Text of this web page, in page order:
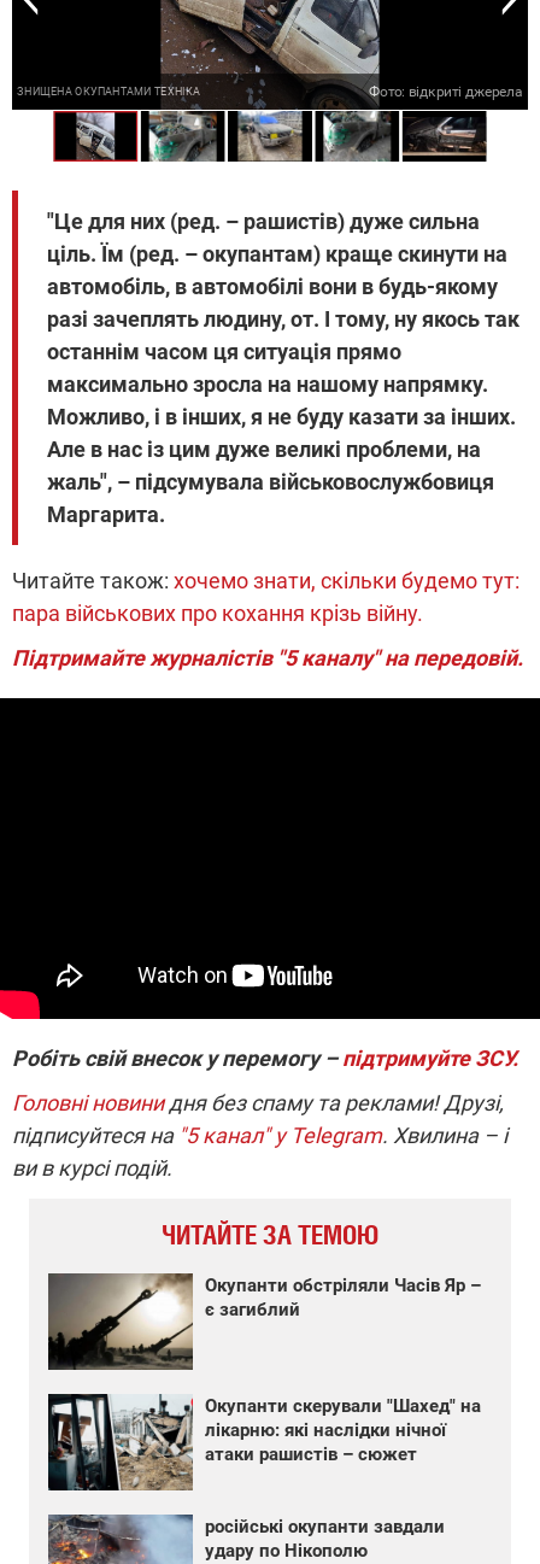
ЗНИЩЕНА ОКУПАНТАМИ ТЕХНІКА Фото: відкриті джерела
"Це для них (ред. – рашистів) дуже сильна
ціль. Їм (ред. – окупантам) краще скинути на
автомобіль, в автомобілі вони в будь-якому
разі зачеплять людину, от. І тому, ну якось так
останнім часом ця ситуація прямо
максимально зросла на нашому напрямку.
Можливо, і в інших, я не буду казати за інших.
Але в нас із цим дуже великі проблеми, на
жаль", – підсумувала військовослужбовиця
Маргарита.
Читайте також: хочемо знати, скільки будемо тут:
пара військових про кохання крізь війну.
Підтримайте журналістів "5 каналу" на передовій.
Робіть свій внесок у перемогу –підтримуйте ЗСУ.
Головні новинидня без спаму та реклами! Друзі,
підписуйтеся на "5 канал" у Telegram. Хвилина – і
ви в курсі подій.
ЧИТАЙТЕ ЗА ТЕМОЮ
Окупанти обстріляли Часів Яр –
є загиблий
Окупанти скерували "Шахед" на
лікарню: які наслідки нічної
атаки рашистів – сюжет
російські окупанти завдали
удару по Нікополю